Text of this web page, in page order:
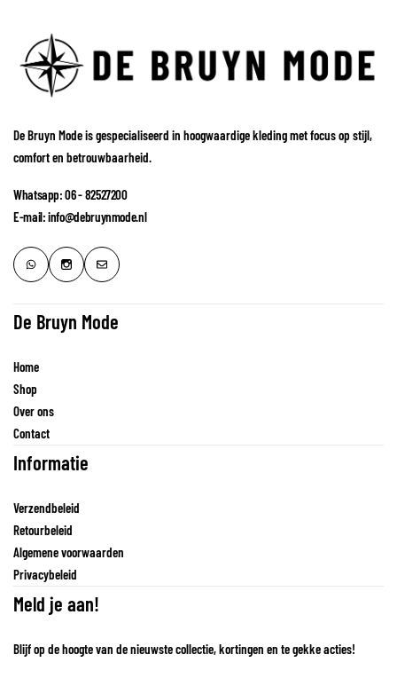
De Bruyn Mode is gespecialiseerd in hoogwaardige kleding met focus op stijl,
comfort en betrouwbaarheid.
Whatsapp: 06 - 82527200
E-mail: info@debruynmode.nl
De Bruyn Mode
Home
Shop
Over ons
Contact
Informatie
Verzendbeleid
Retourbeleid
Algemene voorwaarden
Privacybeleid
Meld je aan!
Blijf op de hoogte van de nieuwste collectie, kortingen en te gekke acties!